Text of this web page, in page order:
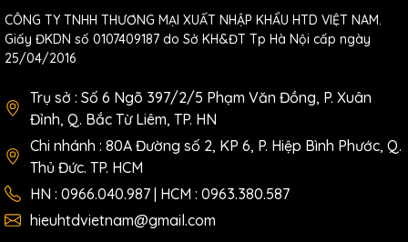
CÔNG TY TNHH THƯƠNG MẠI XUẤT NHẬP KHẨU HTD VIỆT NAM.
Giấy ĐKDN số 0107409187 do Sở KH&ĐT Tp Hà Nội cấp ngày
25/04/2016
Trụ sở : Số 6 Ngõ 397/2/5 Phạm Văn Đồng, P. Xuân
Đỉnh, Q. Bắc Từ Liêm, TP. HN
Chi nhánh : 80A Đường số 2, KP 6, P. Hiệp Bình Phước, Q.
Thủ Đức. TP. HCM
HN : 0966.040.987 | HCM : 0963.380.587
hieuhtdvietnam@gmail.com